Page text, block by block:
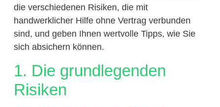
die verschiedenen Risiken, die mit
handwerklicher Hilfe ohne Vertrag verbunden
sind, und geben Ihnen wertvolle Tipps, wie Sie
sich absichern können.
1. Die grundlegenden
Risiken